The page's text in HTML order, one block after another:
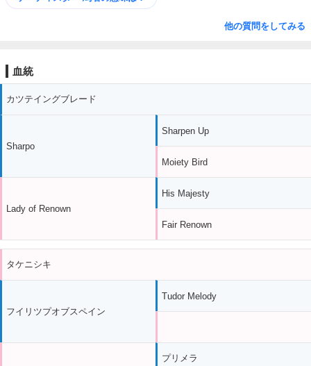
他の質問をしてみる
血統
カツテイングブレード
Sharpo
Lady of Renown
Sharpen Up
Moiety Bird
His Majesty
Fair Renown
タケニシキ
フイリツプオブスペイン
Tudor Melody
プリメラ